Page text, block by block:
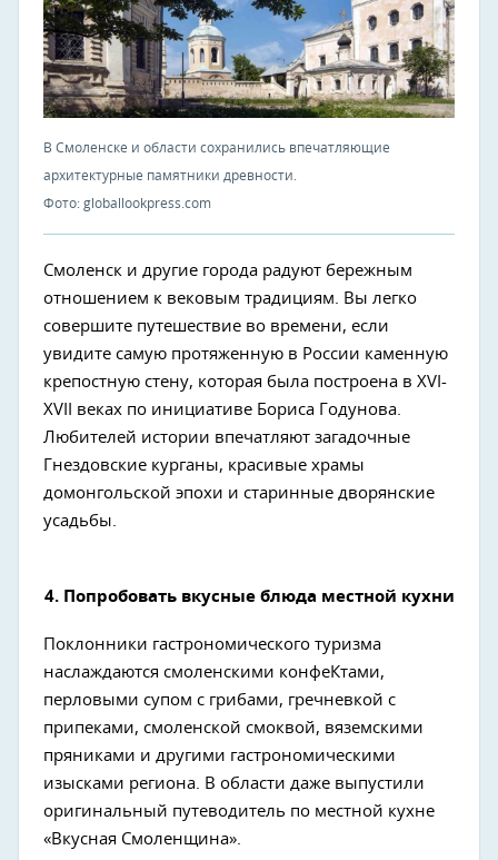
В Смоленске и области сохранились впечатляющие
архитектурные памятники древности.
Фото: globallookpress.com
Смоленск и другие города радуют бережным
отношением к вековым традициям. Вы легко
совершите путешествие во времени, если
увидите самую протяженную в России каменную
крепостную стену, которая была построена в XVI-
XVII веках по инициативе Бориса Годунова.
Любителей истории впечатляют загадочные
Гнездовские курганы, красивые храмы
домонгольской эпохи и старинные дворянские
усадьбы.
4. Попробовать вкусные блюда местной кухни
Поклонники гастрономического туризма
наслаждаются смоленскими конфеКтами,
перловыми супом с грибами, гречневкой с
припеками, смоленской смоквой, вяземскими
пряниками и другими гастрономическими
изысками региона. В области даже выпустили
оригинальный путеводитель по местной кухне
«Вкусная Смоленщина».